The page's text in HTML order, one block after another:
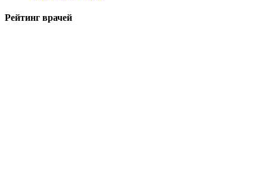
Рейтинг врачей